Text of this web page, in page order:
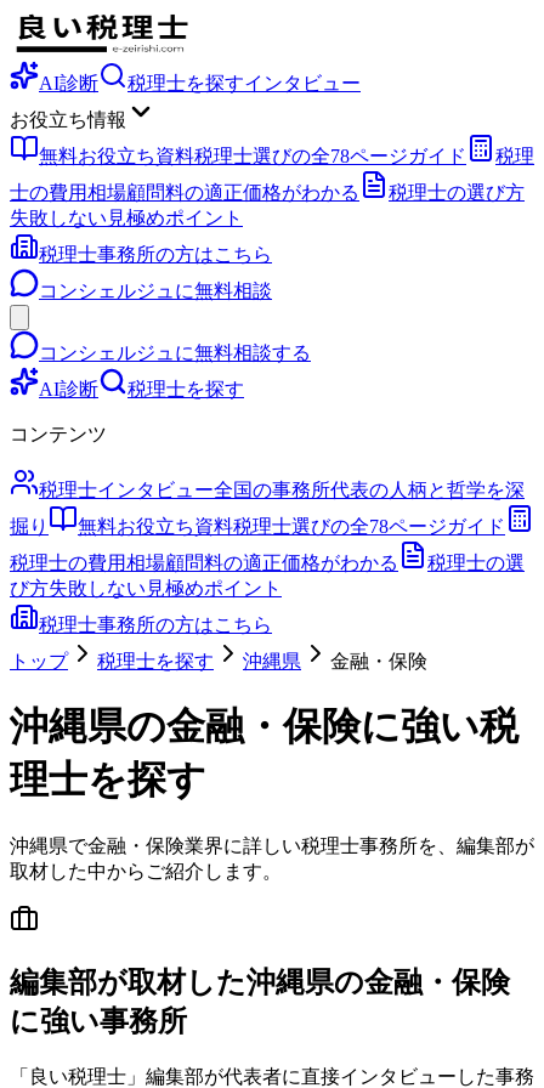
AI診断 税理士を探すインタビュー
お役立ち情報
無料お役立ち資料税理士選びの全78ページガイド
税理
士の費用相場顧問料の適正価格がわかる
税理士の選び方
失敗しない見極めポイント
税理士事務所の方はこちら
コンシェルジュに無料相談
コンシェルジュに無料相談する
AI診断
税理士を探す
コンテンツ
税理士インタビュー全国の事務所代表の人柄と哲学を深
掘り
無料お役立ち資料税理士選びの全78ページガイド
税理士の費用相場顧問料の適正価格がわかる
税理士の選
び方失敗しない見極めポイント
税理士事務所の方はこちら
トップ
税理士を探す 沖縄県 金融・保険
沖縄県の金融・保険に強い税
理士を探す
沖縄県で金融・保険業界に詳しい税理士事務所を、編集部が
取材した中からご紹介します。
編集部が取材した沖縄県の金融・保険
に強い事務所
「良い税理士」編集部が代表者に直接インタビューした事務